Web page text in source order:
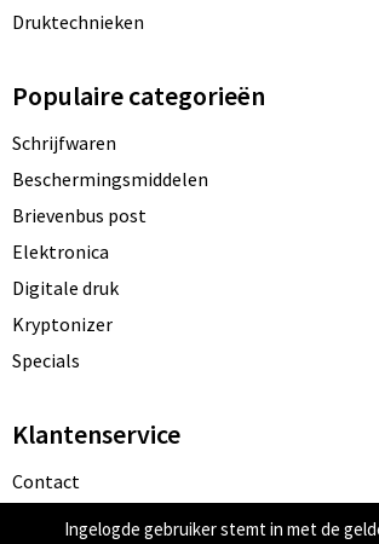
Druktechnieken
Populaire categorieën
Schrijfwaren
Beschermingsmiddelen
Brievenbus post
Elektronica
Digitale druk
Kryptonizer
Specials
Klantenservice
Contact
Bestelling & Bezorging
Ingelogde gebruiker stemt in met de